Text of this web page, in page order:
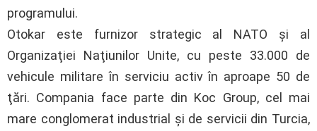
programului.
Otokar este furnizor strategic al NATO şi al
Organizaţiei Naţiunilor Unite, cu peste 33.000 de
vehicule militare în serviciu activ în aproape 50 de
ţări. Compania face parte din Koc Group, cel mai
mare conglomerat industrial şi de servicii din Turcia,